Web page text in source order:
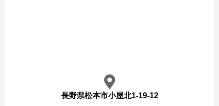
長野県松本市小屋北1-19-12